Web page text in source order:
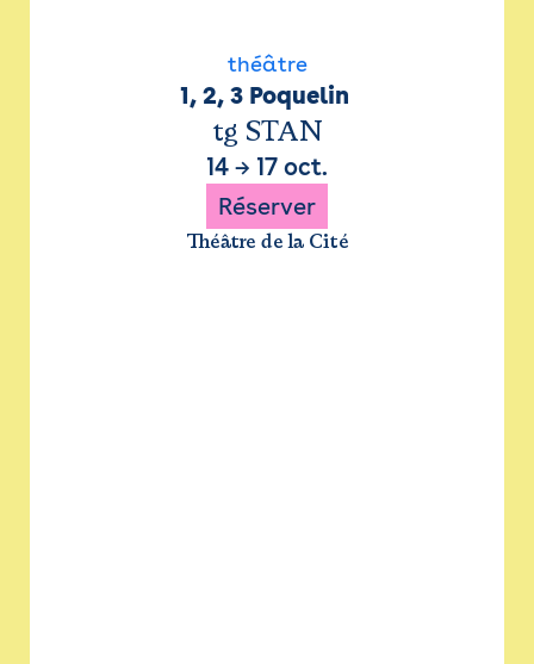
théâtre
1, 2, 3 Poquelin
tg STAN
14 → 17 oct.
Réserver
Théâtre de la Cité